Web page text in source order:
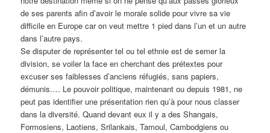
de ses parents afin d’avoir le morale solide pour vivre sa vie
difficile en Europe car on veut mettre 1 pied dans l’un et un autre
dans l’autre pays.
Se disputer de représenter tel ou tel ethnie est de semer la
division, se voiler la face en cherchant des prétextes pour
excuser ses faiblesses d’anciens réfugiés, sans papiers,
démunis.… Le pouvoir politique, maintenant ou depuis 1981, ne
peut pas identifier une présentation rien qu’à pour nous classer
dans la diversité. Quand devant eux il y a des Shangais,
Formosiens, Laotiens, Srilankais, Tamoul, Cambodgiens ou